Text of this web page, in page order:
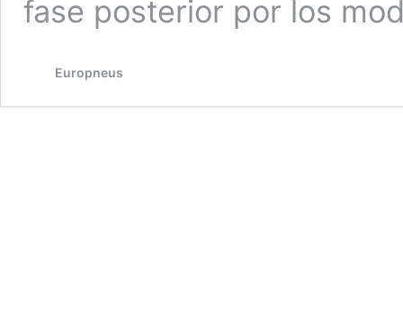
fase posterior por los
Europneus